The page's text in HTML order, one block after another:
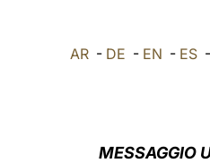
AR- DE - EN - ES-
MESSAGGIO